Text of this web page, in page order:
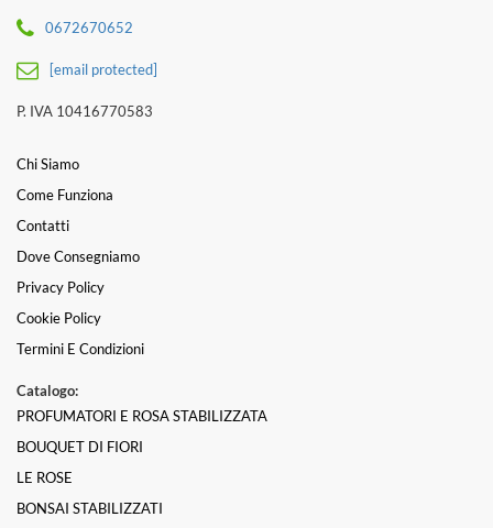
0672670652
[email protected]
P. IVA 10416770583
Chi Siamo
Come Funziona
Contatti
Dove Consegniamo
Privacy Policy
Cookie Policy
Termini E Condizioni
Catalogo:
PROFUMATORI E ROSA STABILIZZATA
BOUQUET DI FIORI
LE ROSE
BONSAI STABILIZZATI